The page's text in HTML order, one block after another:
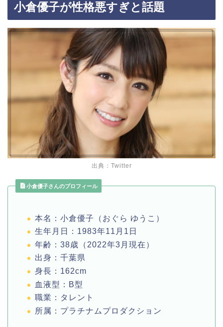
小倉優子が性格悪すぎと話題
出典：Twitter
小倉優子さんのプロフィール
本名：小倉優子（おぐら ゆうこ）
生年月日： 1983年11 月 1 日
年齢： 38歳（ 2022年3 月現在）
出身：千葉県
身長： 162cm
血液型： B型
職業：タレント
所属：プラチナムプロダクション